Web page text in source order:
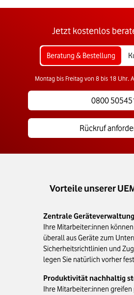
Jetzt kostenlos
Beratung & Bestellung
Montag bis Freitag von 8 bis 18 Uhr.
0800
Rückruf
Vorteile unserer
Zentrale Geräteverwaltung
Ihre Mitarbeiter:innen
überall aus Geräte zum
Sicherheitsrichtlinien und
legen Sie natürlich vorher
Produktivität nachhaltig
Ihre Mitarbeiter:innen